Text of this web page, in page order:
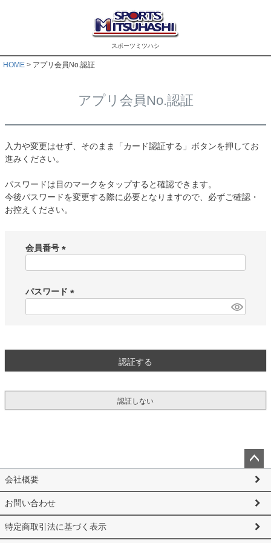
スポーツミツハシ
HOME アプリ会員No.認証
アプリ会員No.認証
入力や変更はせず、そのまま「カード認証する」ボタンを押してお
進みください。
パスワードは目のマークをタップすると確認できます。
今後パスワードを変更する際に必要となりますので、必ずご確認・
お控えください。
会員番号
須
)
パスワード
認証する
認証しない
ペー
ップ
へ
会社概要
お問い合わせ
特定商取引法に基づく表示